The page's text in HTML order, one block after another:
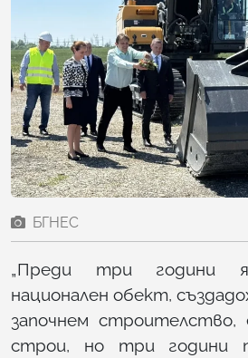
БГНЕС
„Преди три години
национален обект,
започнем
строи, но три години